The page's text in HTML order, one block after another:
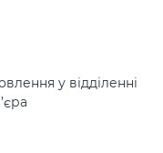
у відділенні